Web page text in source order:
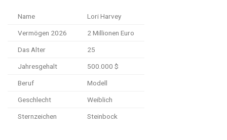
Name Lori Harvey
Vermögen 2026 2 Millionen Euro
Das Alter 25
Jahresgehalt 500.000 $
Beruf Modell
Geschlecht Weiblich
Sternzeichen Steinbock